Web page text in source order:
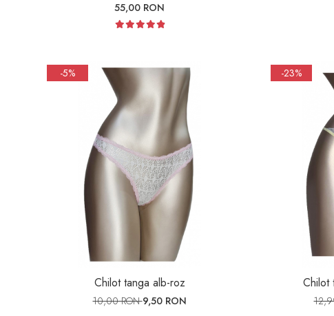
55,00 RON
-5%
Chilot tanga alb-roz
10,00 RON9,50 RON
-23%
Chilot